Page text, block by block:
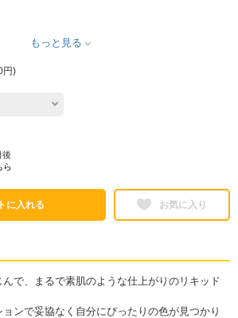
もっと見る
円)
後
ら
に入れる お気に入り
で、まるで素肌のような仕上がりのリキッド
ンで妥協なく自分にぴったりの色が見つかり